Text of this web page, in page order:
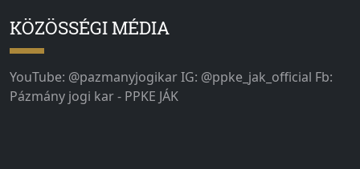
KÖZÖSSÉGI MÉDIA
YouTube: @pazmanyjogikar IG: @ppke_jak_official Fb:
Pázmány jogi kar - PPKE JÁK